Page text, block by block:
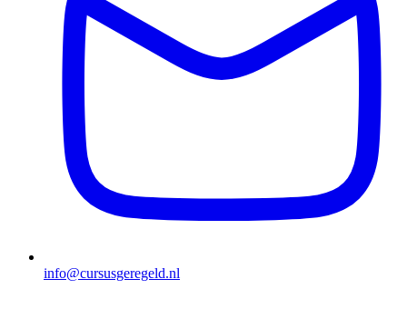
info@cursusgeregeld.nl